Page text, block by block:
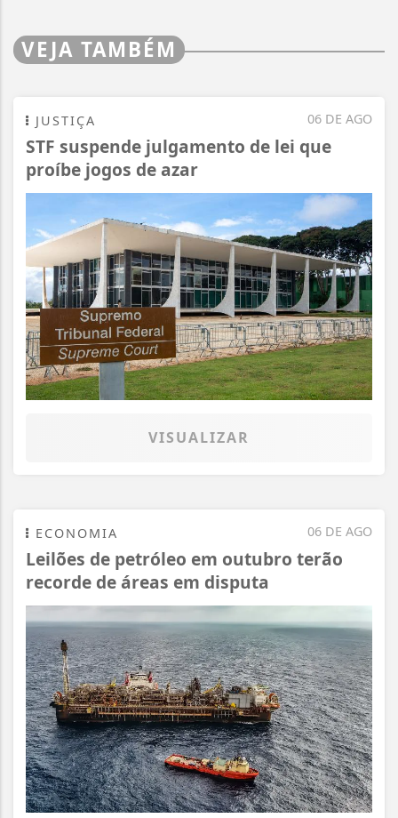
VEJA TAMBÉM
06 DE AGO
JUSTIÇA
STF suspende julgamento de lei que
proíbe jogos de azar
VISUALIZAR
06 DE AGO
ECONOMIA
Leilões de petróleo em outubro terão
recorde de áreas em disputa